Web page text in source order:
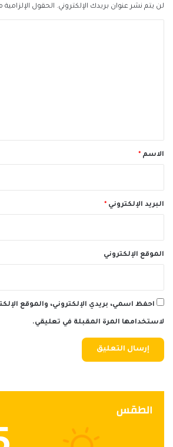
لن يتم نشر عنوان بريدك الإلكتروني. الحقول الإلزامية
*الاسم *
البريد الإلكتروني *
الموقع الإلكتروني
احفظ اسمي، بريدي الإلكتروني، والموقع
لاستخدامها المرة المقبلة في تعليقي.
الطقس